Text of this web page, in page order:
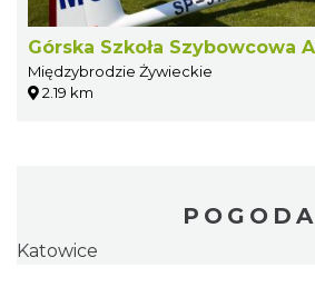
Górska Szkoła Szybowcowa
Międzybrodzie Żywieckie
2.19 km
POGODA
Katowice